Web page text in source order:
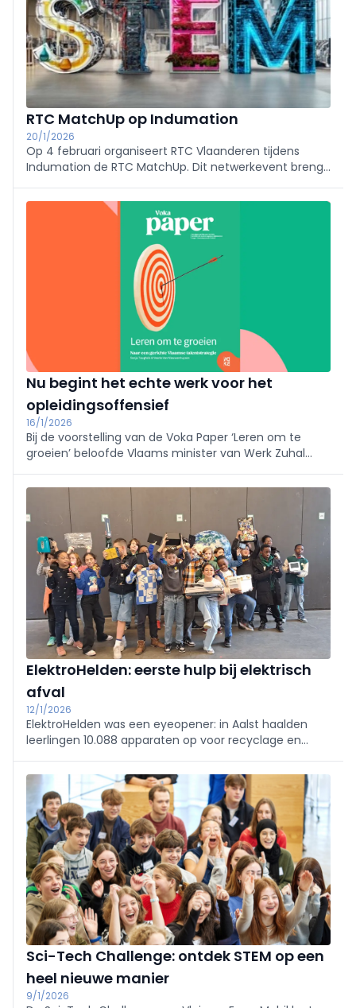
RTC MatchUp op Indumation
20/1/2026
Op 4 februari organiseert RTC Vlaanderen tijdens
Indumation de RTC MatchUp. Dit netwerkevent brengt
technologieleveranciers samen om duurzame
samenwerkingen rond werkplekleren op te bouwen.
Nu begint het echte werk voor het
opleidingsoffensief
16/1/2026
Bij de voorstelling van de Voka Paper ‘Leren om te
groeien’ beloofde Vlaams minister van Werk Zuhal
Vlaamse talentstrategie. Enkele weken geleden volgde
‘Vlaanderen Leert!’
ElektroHelden: eerste hulp bij elektrisch
afval
12/1/2026
ElektroHelden was een eyeopener: in Aalst haalden
leerlingen 10.088 apparaten op voor recyclage en
GoodPlanet bewijst dat sensibilisering werkt: al 2.547
leerlingen verzamelden bijna 90.000 apparaten.
Sci-Tech Challenge: ontdek STEM op een
heel nieuwe manier
9/1/2026